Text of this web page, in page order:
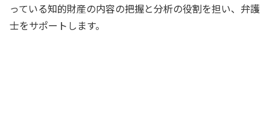
っている知的財産の内容の把握と分析の役割を担い、弁護
士をサポートします。